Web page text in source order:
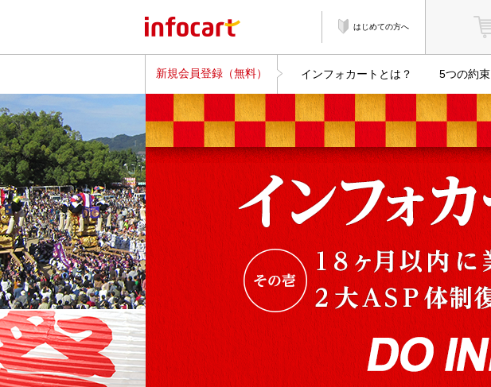
はじめての方へ
新規会員登録（無料） インフォカートとは？ 5つの約束